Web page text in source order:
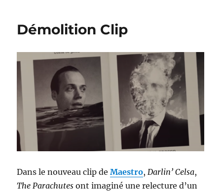
Lotus
Démolition Clip
Dans le nouveau clip deMaestro, Darlin’ Celsa,
The Parachutes ont imaginé une relecture d’un